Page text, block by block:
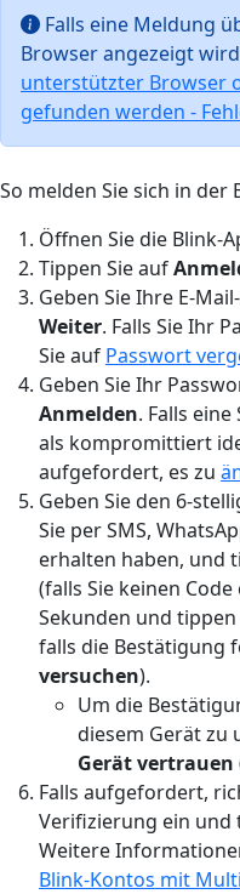
Falls eine Meldung
Browser angezeigt
unterstützter Browser
gefunden werden -
So melden Sie sich in der
Öffnen Sie die Blink-
Tippen Sie auf
Geben Sie Ihre E-
Weiter. Falls Sie Ihr
Sie auf Passwort
Geben Sie Ihr
Anmelden. Falls
als kompromittiert
aufgefordert, es zu
Geben Sie den 6-
Sie per SMS,
erhalten haben, und
(falls Sie keinen
Sekunden und tippen
falls die Bestätigung
versuchen).
Um die
diesem Gerät zu
Gerät vertrauen
Falls aufgefordert,
Verifizierung ein und
Weitere
Blink-Kontos mit